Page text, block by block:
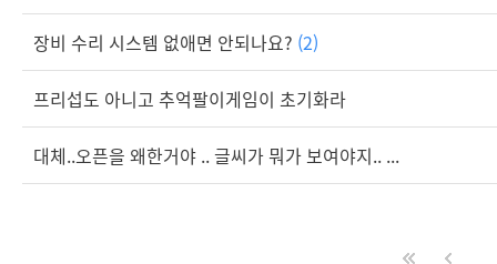
장비 수리 시스템 없애면 안되나요? (2)
프리섭도 아니고 추억팔이게임이 초기화라
대체..오픈을 왜한거야 .. 글씨가 뭐가 보여야지.. ...